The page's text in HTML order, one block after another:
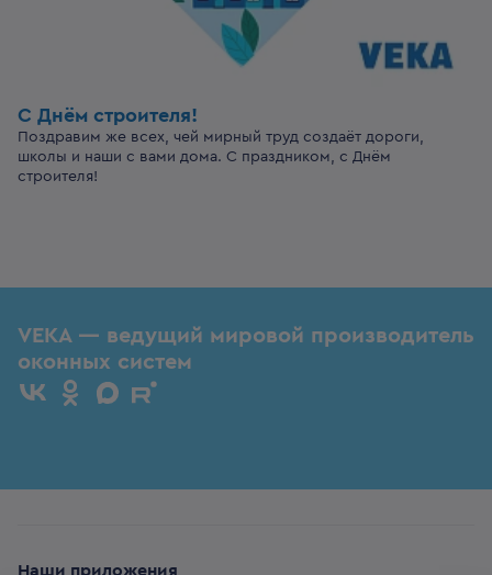
С Днём строителя!
Поздравим же всех, чей мирный труд создаёт дороги,
школы и наши с вами дома. С праздником, с Днём
строителя!
VEKA — ведущий мировой производитель
оконных систем
Наши приложения